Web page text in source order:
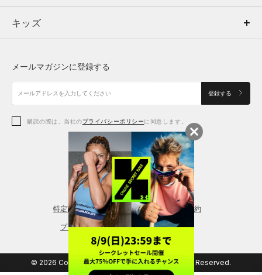
キッズ
アクセサリー
ボトムス
アクセサリー
トップス
シューズ
アクセサリー
レギンス＆タイツ
キッズ
シューズ
メールマガジンに登録する
登録する
購読の際は、当社のプライバシーポリシーに同意します。
特定商取引法に基づく通販の表記 会員規約
プライバシーポリシー
© 2026 Copyright DOME Corporation. All Rights Reserved.